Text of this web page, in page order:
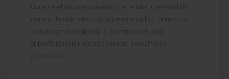
durante el almacenamiento o el envío, insertándolo
dentro de diámetros no superiores a los 150mm. Su
aplicación va destinada a la protección para
superficies internas de tuberías, empalmes y
conductos.